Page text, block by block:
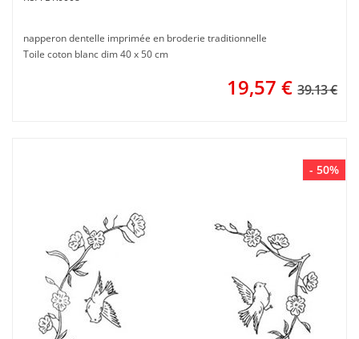
napperon dentelle imprimée en broderie traditionnelle
Toile coton blanc dim 40 x 50 cm
19,57 € 39.13 €
- 50%